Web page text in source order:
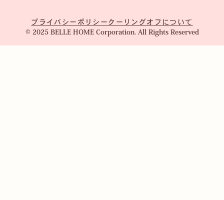
プライバシーポリシー クーリングオフについて
© 2025 BELLE HOME Corporation. All Rights Reserved